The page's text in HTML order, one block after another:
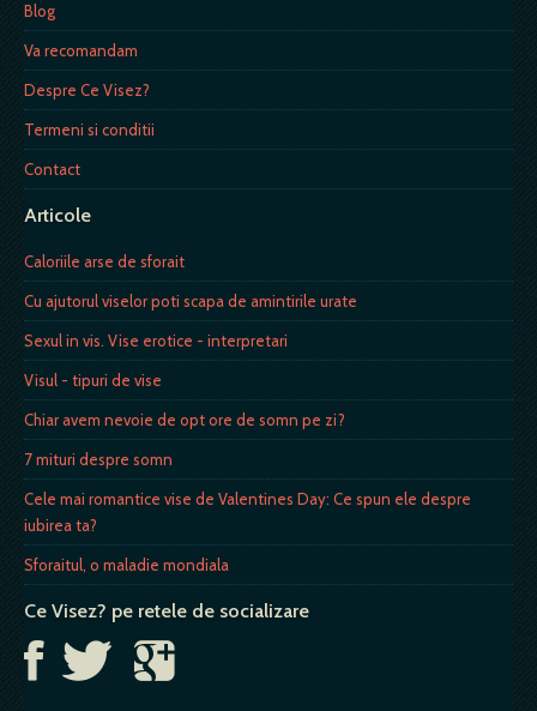
Blog
Va recomandam
Despre Ce Visez?
Termeni si conditii
Contact
Articole
Caloriile arse de sforait
Cu ajutorul viselor poti scapa de amintirile urate
Sexul in vis. Vise erotice - interpretari
Visul - tipuri de vise
Chiar avem nevoie de opt ore de somn pe zi?
7 mituri despre somn
Cele mai romantice vise de Valentines Day: Ce spun ele despre
iubirea ta?
Sforaitul, o maladie mondiala
Ce Visez? pe retele de socializare